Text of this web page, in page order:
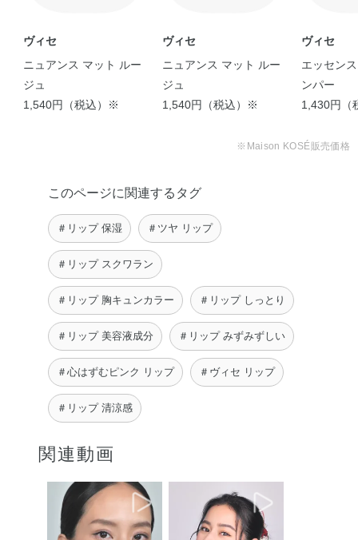
ヴィセ
ニュアンス マット ルー
ジュ
1,540円（税込）※
ヴィセ
ニュアンス マット ルー
ジュ
1,540円（税込）※
ヴィセ
エッセン
ンパー
1,430円（
※Maison KOSÉ販売価格
このページに関連するタグ
＃リップ 保湿 ＃ツヤ リップ
＃リップ スクワラン
＃リップ 胸キュンカラー ＃リップ しっとり
＃リップ 美容液成分 ＃リップ みずみずしい
＃心はずむピンク リップ ＃ヴィセ リップ
＃リップ 清涼感
関連動画